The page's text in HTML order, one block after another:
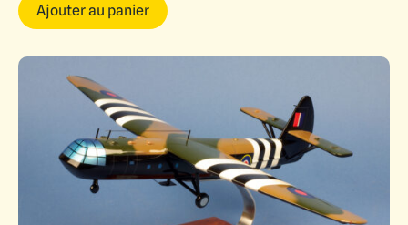
Ajouter au panier